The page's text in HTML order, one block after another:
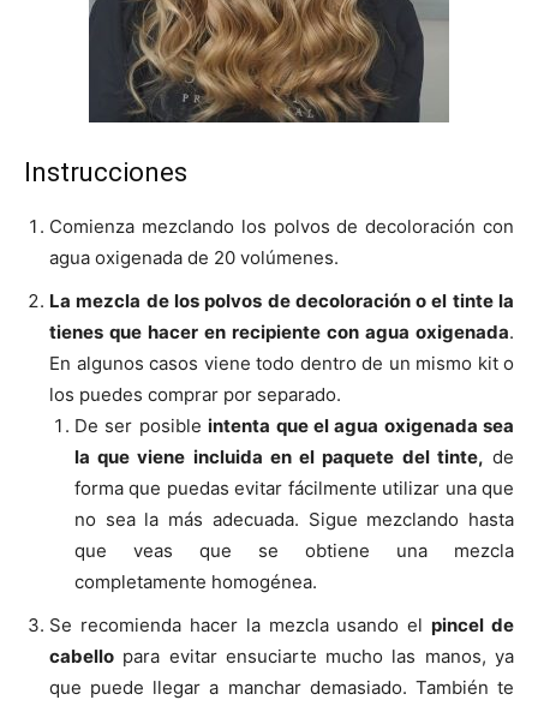
Instrucciones
Comienza mezclando los polvos de decoloración con
agua oxigenada de 20 volúmenes.
La mezcla de los polvos de decoloración o el tinte la
tienes que hacer en recipiente con agua oxigenada.
En algunos casos viene todo dentro de un mismo kit o
los puedes comprar por separado.
De ser posibleintenta que el agua oxigenada sea
la que viene incluida en el paquete del tinte, de
forma que puedas evitar fácilmente utilizar una que
no sea la más adecuada. Sigue mezclando hasta
que veas que se obtiene una mezcla
completamente homogénea.
Se recomienda hacer la mezcla usando elpincel de
cabello para evitar ensuciarte mucho las manos, ya
que puede llegar a manchar demasiado. También te